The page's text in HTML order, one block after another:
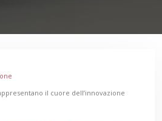
il cuore dell’innovazione